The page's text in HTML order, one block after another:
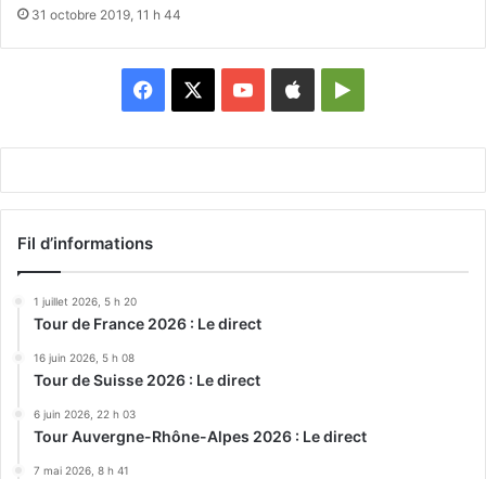
31 octobre 2019, 11 h 44
Facebook YouTubeAppleGoogle
Fil d’informations
1 juillet 2026, 5 h 20
Tour de France 2026 : Le direct
16 juin 2026, 5 h 08
Tour de Suisse 2026 : Le direct
6 juin 2026, 22 h 03
Tour Auvergne-Rhône-Alpes 2026 : Le direct
7 mai 2026, 8 h 41